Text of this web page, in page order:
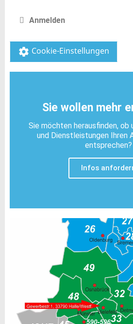
Anmelden
settings Cookie-Einstellungen
Sie wollen mehr
Sie möchten herausfinden, ob
und Dienstleistungen Ihren
entsprechen?
Infos